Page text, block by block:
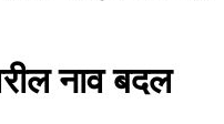
नाव बदल